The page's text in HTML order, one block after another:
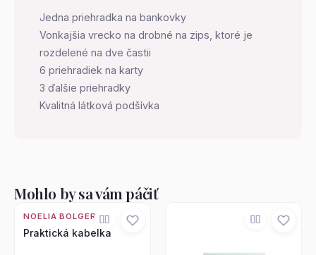
Jedna priehradka na bankovky
Vonkajšia vrecko na drobné na zips, ktoré je
rozdelené na dve častii
6 priehradiek na karty
3 ďalšie priehradky
Kvalitná látková podšívka
Mohlo by sa vám páčiť
NOELIA BOLGER
Praktická kabelka